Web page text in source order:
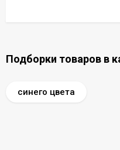
Подборки товаров в
синего цвета